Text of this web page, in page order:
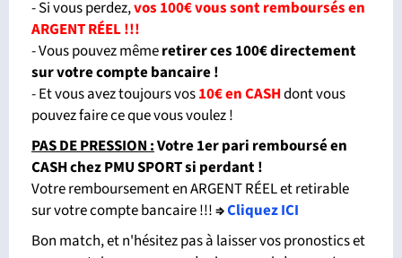
- Si vous perdez,vos 100€ vous sont remboursés en
ARGENT RÉEL !!!
- Vous pouvez mêmeretirer ces 100€ directement
sur votre compte bancaire !
- Et vous avez toujours vos10€ en CASHdont vous
pouvez faire ce que vous voulez !
PAS DE PRESSION :Votre 1er pari remboursé en
CASH chez PMU SPORT si perdant!
Votre remboursement en ARGENT RÉEL et retirable
sur votre compte bancaire !!!⇒Cliquez ICI
Bon match, et n'hésitez pas à laisser vos pronostics et